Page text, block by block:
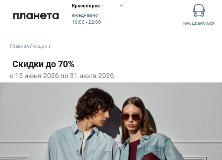
Красноярск
ежедневно
10:00 - 22:00
КАК ДОБРАТЬСЯ
c 15 июня 2026 по 31 июля 2026
Главная Акции